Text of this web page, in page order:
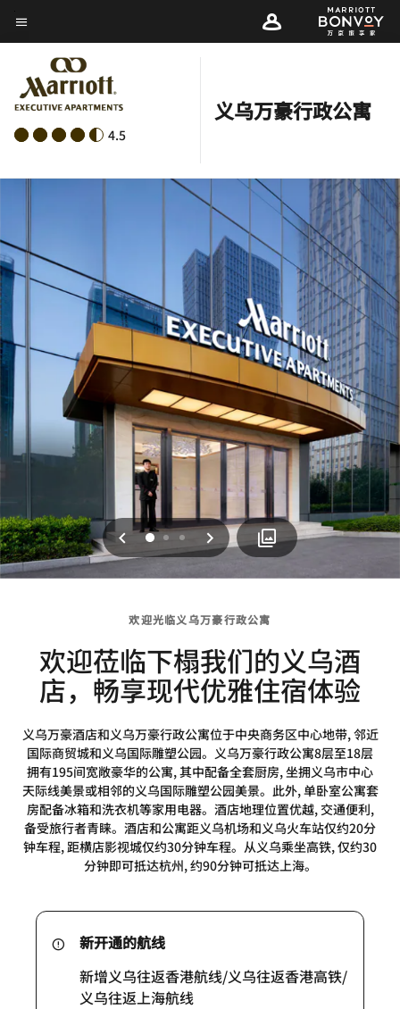
Skip
to
content
菜单文本
4.5
义乌万豪行政公寓
上一页
012 下一页
欢迎光临义乌万豪行政公寓
欢迎莅临下榻我们的义乌酒
店，畅享现代优雅住宿体验
义乌万豪酒店和义乌万豪行政公寓位于中央商务区中心地带, 邻近
国际商贸城和义乌国际雕塑公园。义乌万豪行政公寓8层至18层
拥有195间宽敞豪华的公寓, 其中配备全套厨房, 坐拥义乌市中心
天际线美景或相邻的义乌国际雕塑公园美景。此外, 单卧室公寓套
房配备冰箱和洗衣机等家用电器。酒店地理位置优越, 交通便利,
备受旅行者青睐。酒店和公寓距义乌机场和义乌火车站仅约20分
钟车程, 距横店影视城仅约30分钟车程。从义乌乘坐高铁, 仅约30
分钟即可抵达杭州, 约90分钟可抵达上海。
新开通的航线
新增义乌往返香港航线/义乌往返香港高铁/
义乌往返上海航线